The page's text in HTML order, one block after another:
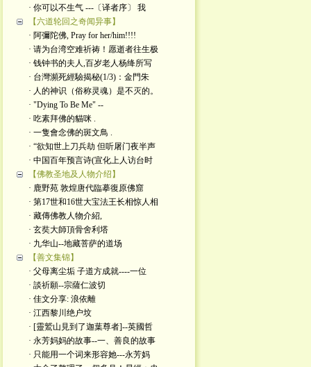
· 你可以不生气 ---〔译者序〕 我
【六道轮回之奇闻异事】
· 阿彌陀佛, Pray for her/him!!!!
· 请为台湾空难祈祷！愿逝者往生极
· 钱钟书的夫人,百岁老人杨绛所写
· 台灣瀕死經驗揭秘(1/3)：金門朱
· 人的神识（俗称灵魂）是不灭的。
· "Dying To Be Me" --
· 吃素拜佛的貓咪 .
· 一隻會念佛的斑文鳥 .
· “欲知世上刀兵劫 但听屠门夜半声
· 中国百年预言诗(宣化上人访台时
【佛教圣地及人物介绍】
· 鹿野苑 敦煌唐代臨摹復原佛窟
· 第17世和16世大宝法王长相惊人相
· 藏傳佛教人物介紹,
· 玄奘大師頂骨舍利塔
· 九华山--地藏菩萨的道场
【善文集锦】
· 父母离尘垢 子道方成就----一位
· 談祈願--宗薩仁波切
· 佳文分享: 浪依離
· 江西黎川绝户坟
· [靈鷲山見到了迦葉尊者]--英國哲
· 永芳妈妈的故事--一、善良的故事
· 只能用一个词来形容她---永芳妈